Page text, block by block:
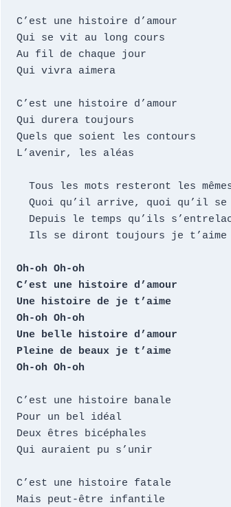
C’est une histoire d’amour
Qui se vit au long cours
Au fil de chaque jour
Qui vivra aimera
C’est une histoire d’amour
Qui durera toujours
Quels que soient les contours
L’avenir, les aléas
Oh-oh Oh-oh
C’est une histoire d’amour
Une histoire de je t’aime
Oh-oh Oh-oh
Une belle histoire d’amour
Pleine de beaux je t’aime
Oh-oh Oh-oh
C’est une histoire banale
Pour un bel idéal
Deux êtres bicéphales
Qui auraient pu s’unir
C’est une histoire fatale
Mais peut-être infantile